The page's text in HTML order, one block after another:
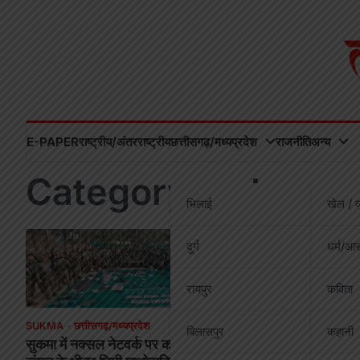
E-PAPERराष्ट्रीय/अंतरराष्ट्रीयछत्तीसगढ़/मध्यप्रदेश
भिलाई
दुर्ग
रायपुर
बिलासपुर
राजनीतिअन्य
खेल /
धर्म/
कविता
कहानी
Category:sukma
SUKMA छत्तीसगढ़/मध्यप्रदेश
सुकमा में नक्सल नेटवर्क पर करारा प्रहार,